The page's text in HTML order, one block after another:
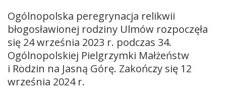
Ogólnopolska peregrynacja relikwii
błogosławionej rodziny Ulmów rozpoczęła
się 24 września 2023 r. podczas 34.
Ogólnopolskiej Pielgrzymki Małżeństw
i Rodzin na Jasną Górę. Zakończy się 12
września 2024 r.